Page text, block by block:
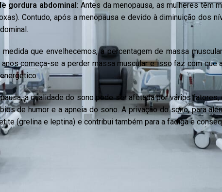
gordura abdominal:Antes da menopausa, as mulheres têm
Contudo, após a menopausa e devido à diminuição dos
medida que envelhecemos, a percentagem de massa
anos começa-se a perder massa muscular e isso faz com que
a qualidade do sono pode ser afetada por vários
de humor e a apneia do sono. A privação do sono, para
(grelina e leptina) e contribui também para a fadiga e